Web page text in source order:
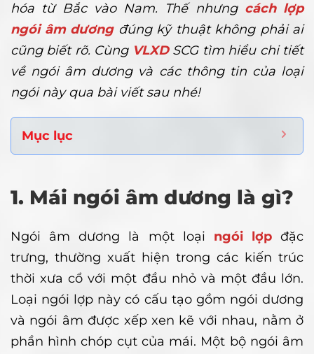
hóa từ Bắc vào Nam. Thế nhưng cách lợp
ngói âm dươngđúng kỹ thuật không phải ai
cũng biết rõ. Cùng VLXDSCG tìm hiểu chi tiết
về ngói âm dương và các thông tin của loại
ngói này qua bài viết sau nhé!
Mục lục
1. Mái ngói âm dương là gì?
Ngói âm dương là một loại ngói lợpđặc
trưng, thường xuất hiện trong các kiến trúc
thời xưa cổ với một đầu nhỏ và một đầu lớn.
Loại ngói lợp này có cấu tạo gồm ngói dương
và ngói âm được xếp xen kẽ với nhau, nằm ở
phần hình chóp cụt của mái. Một bộ ngói âm